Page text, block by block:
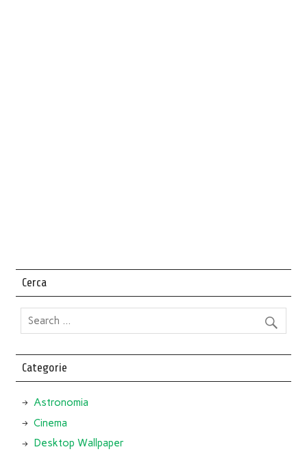
Cerca
Categorie
Astronomia
Cinema
Desktop Wallpaper